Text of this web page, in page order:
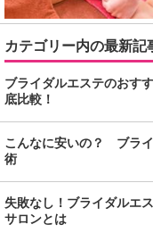
カテゴリー内の最新記
ブライダルエステのおす
底比較！
こんなに安いの？ ブラ
術
失敗なし！ブライダルエ
サロンとは